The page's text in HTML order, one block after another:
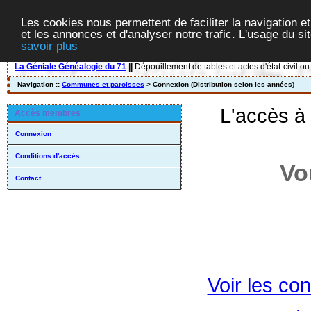
Les cookies nous permettent de faciliter la navigation
et les annonces et d'analyser notre trafic. L'usage du
savoir plus
La Géniale Généalogie du 71 Dépouillement de tables et actes d'état-civil
Navigation :: Communes et paroisses > Connexion (Distribution selon les années)
Accès membres
Connexion
Conditions d'accès
Contact
L'accès
Voir les